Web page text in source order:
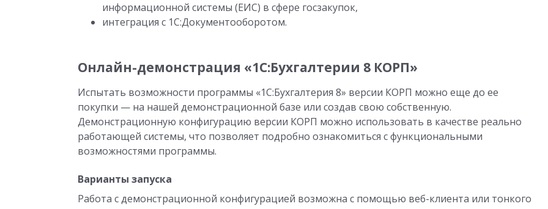
информационной системы (ЕИС) в сфере госзакупок,
интеграция с 1С:Документооборотом.
Онлайн-демонстрация «1С:Бухгалтерии 8 КОРП»
Испытать возможности программы «1С:Бухгалтерия 8» версии КОРП можно еще до ее
покупки — на нашей демонстрационной базе или создав свою собственную.
Демонстрационную конфигурацию версии КОРП можно использовать в качестве реально
работающей системы, что позволяет подробно ознакомиться с функциональными
возможностями программы.
Варианты запуска
Работа с демонстрационной конфигурацией возможна с помощью веб-клиента или тонкого